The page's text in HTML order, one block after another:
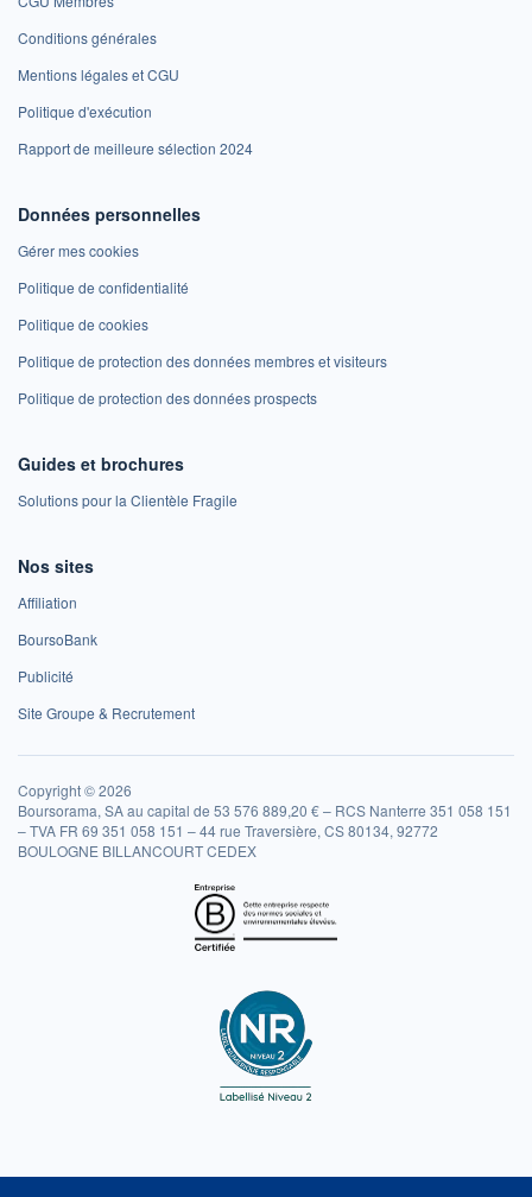
Conditions générales
Mentions légales et CGU
Politique d'exécution
Rapport de meilleure sélection 2024
Données personnelles
Gérer mes cookies
Politique de confidentialité
Politique de cookies
Politique de protection des données membres et visiteurs
Politique de protection des données prospects
Guides et brochures
Solutions pour la Clientèle Fragile
Nos sites
Affiliation
BoursoBank
Publicité
Site Groupe & Recrutement
Copyright © 2026
Boursorama, SA au capital de 53 576 889,20 € – RCS Nanterre 351 058 151
– TVA FR 69 351 058 151 – 44 rue Traversière, CS 80134, 92772
BOULOGNE BILLANCOURT CEDEX